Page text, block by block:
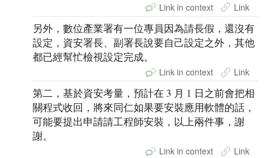
Link in context Link
另外，數位產業署有一位專員因為請長假，還沒有
設定，資安署長、副署長說要自己設定之外，其他
都已經幫忙檢視設定完成。
Link in context Link
第二，基於資安考量，預計在 3 月 1 日之前會把相
關程式收回，將來同仁如果要安裝應用軟體的話，
可能要提出申請請工程師安裝，以上兩件事，謝
謝。
Link in context Link